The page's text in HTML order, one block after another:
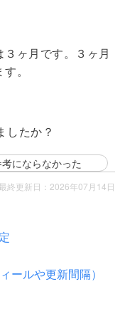
ヶ月です。３ヶ月
。
したか？
にならなかった
最終更新日：2026年07月14日
ールや更新間隔）